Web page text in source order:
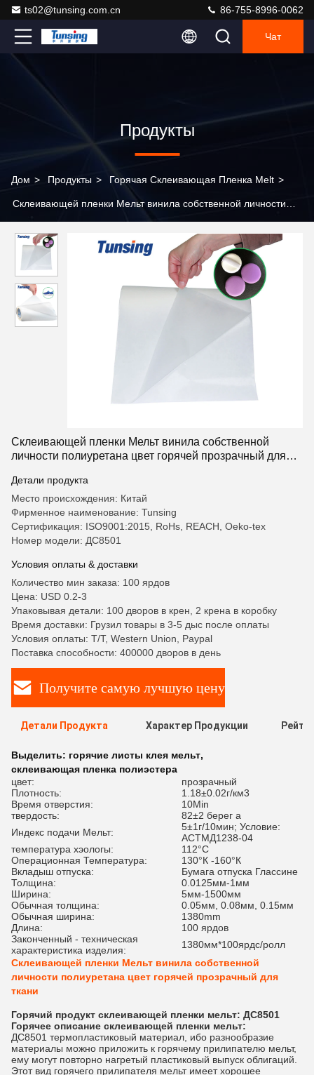
ts02@tunsing.com.cn 86-755-8996-0062
Чат
Продукты
Дом > Продукты > Горячая Склеивающая Пленка Melt >
Склеивающей пленки Мельт винила собственной личности
Склеивающей пленки Мельт винила собственной
личности полиуретана цвет горячей прозрачный для
Детали продукта
Место происхождения: Китай
Фирменное наименование: Tunsing
Сертификация: ISO9001:2015, RoHs, REACH, Oeko-tex
Номер модели: ДС8501
Условия оплаты & доставки
Количество мин заказа: 100 ярдов
Цена: USD 0.2-3
Упаковывая детали: 100 дворов в крен, 2 крена в коробку
Время доставки: Грузил товары в 3-5 дыс после оплаты
Условия оплаты: T/T, Western Union, Paypal
Поставка способности: 400000 дворов в день
Получите самую лучшую цену
Детали Продукта Характер Продукции
Выделить: горячие листы клея мельт,
склеивающая пленка полиэстера
цвет:
прозрачный
Плотность:
1.18±0.02г/км3
Время отверстия:
10Min
твердость:
82±2 берег а
Индекс подачи Мельт:
5±1г/10мин; Условие:
АСТМД1238-04
температура хэологы:
112°C
Операционная Температура:
130°К -160°К
Вкладыш отпуска:
Бумага отпуска Глассине
Толщина:
0.0125мм-1мм
Ширина:
5мм-1500мм
Обычная толщина:
0.05мм, 0.08мм, 0.15мм
Обычная ширина:
1380mm
Длина:
100 ярдов
Законченный - техническая
характеристика изделия:
1380мм*100ярдс/ролл
Склеивающей пленки Мельт винила собственной
личности полиуретана цвет горячей прозрачный для
ткани
Горячий продукт склеивающей пленки мельт: ДС8501
Горячее описание склеивающей пленки мельт:
ДС8501 термопластиковый материал, ибо разнообразие
материалы можно приложить к горячему прилипателю мельт,
ему могут повторно нагретый пластиковый выпуск облигаций.
Этот вид горячего прилипателя мельт имеет хорошее